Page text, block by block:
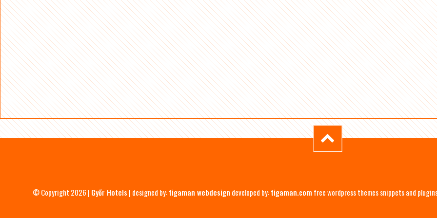
© Copyright 2026 | Győr Hotels | designed by:tigaman webdesign developed by:tigaman.com free wordpress themes snippets and